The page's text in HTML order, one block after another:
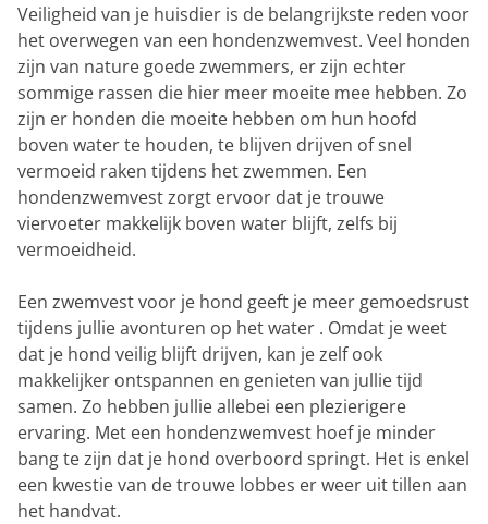
Veiligheid van je huisdier is de belangrijkste reden voor
het overwegen van een hondenzwemvest. Veel honden
zijn van nature goede zwemmers, er zijn echter
sommige rassen die hier meer moeite mee hebben. Zo
zijn er honden die moeite hebben om hun hoofd
boven water te houden, te blijven drijven of snel
vermoeid raken tijdens het zwemmen. Een
hondenzwemvest zorgt ervoor dat je trouwe
viervoeter makkelijk boven water blijft, zelfs bij
vermoeidheid.
Een zwemvest voor je hond geeft je meer gemoedsrust
tijdens jullie avonturen op het water . Omdat je weet
dat je hond veilig blijft drijven, kan je zelf ook
makkelijker ontspannen en genieten van jullie tijd
samen. Zo hebben jullie allebei een plezierigere
ervaring. Met een hondenzwemvest hoef je minder
bang te zijn dat je hond overboord springt. Het is enkel
een kwestie van de trouwe lobbes er weer uit tillen aan
het handvat.